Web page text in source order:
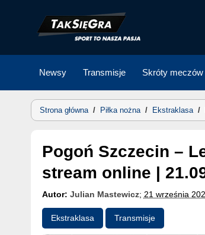
Newsy Transmisje Skróty meczów
Strona główna/ Piłka nożna/ Ekstraklasa/
Pogoń Szczecin – Lechia gdzie oglądać? Transmisja TV,
stream online |
Autor: Julian Mastewicz; 21 września
Ekstraklasa Transmisje